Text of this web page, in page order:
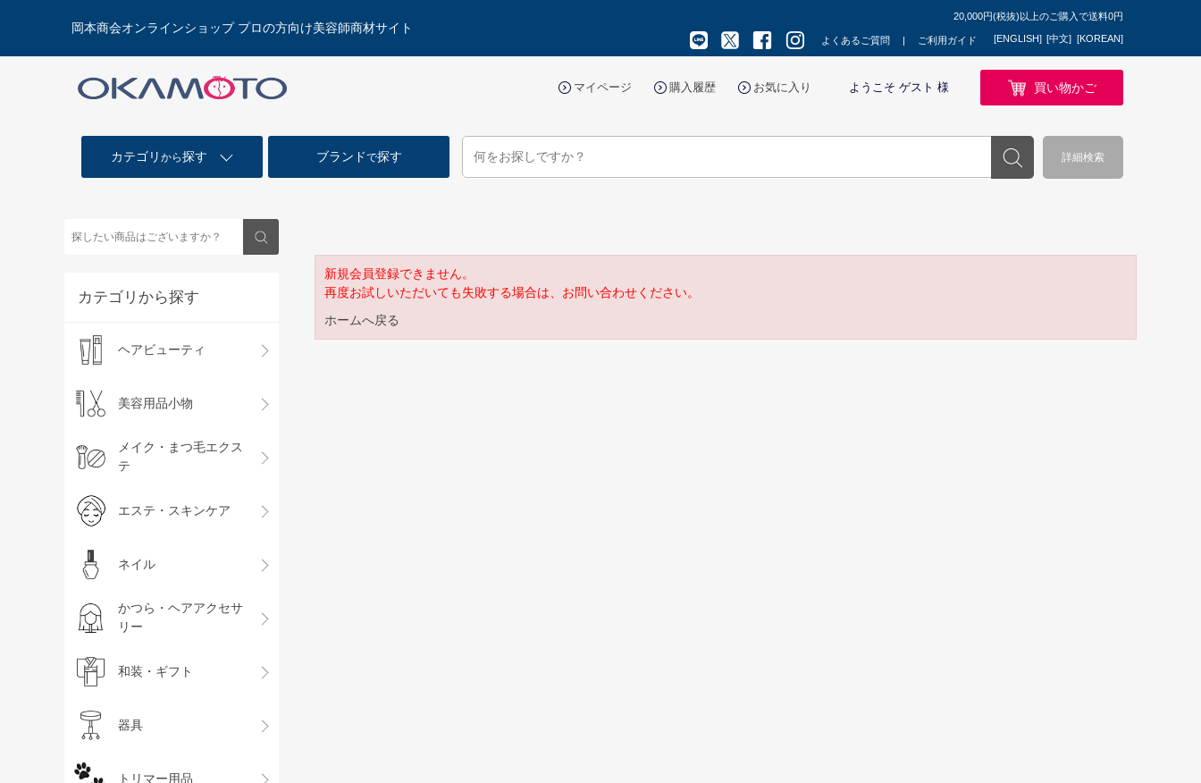
岡本商会オンラインショップ プロの方向け美容師商材サイト
20,000円(税抜)以上のご購入で送料0円
よくあるご質問 ご利用ガイド [ENGLISH] [中文] [KOREAN]
マイページ 購入履歴 お気に入り ようこそ ゲスト 様 買い物かご
カテゴリ から探す ブランドで探す 詳細検索
カテゴリから探す
ヘアビューティ
美容用品小物
メイク・まつ毛エクス
テ
エステ・スキンケア
ネイル
かつら・ヘアアクセサ
リー
和装・ギフト
器具
トリマー用品
新規会員登録できません。
再度お試しいただいても失敗する場合は、お問い合わせください。
ホームへ戻る